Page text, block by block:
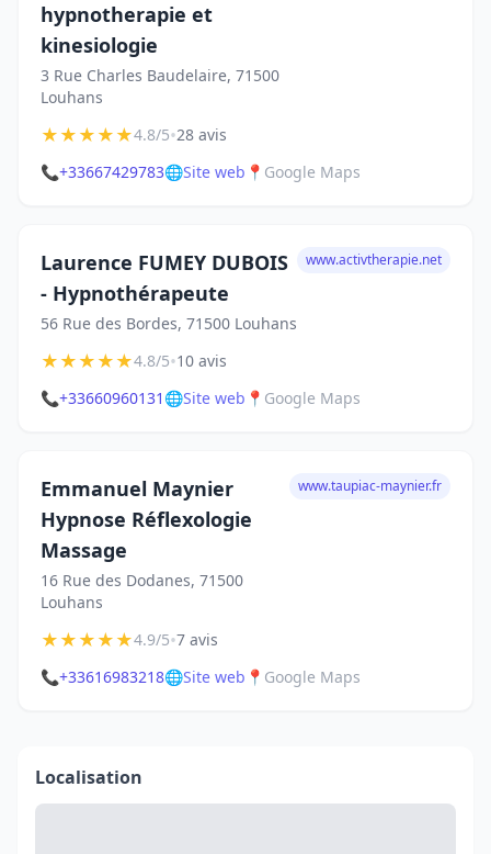
hypnotherapie et
kinesiologie
3 Rue Charles Baudelaire, 71500
Louhans
★★★★★4.8/5•28 avis
📞+33667429783🌐Site web 📍 Google Maps
Laurence FUMEY DUBOIS
- Hypnothérapeute
56 Rue des Bordes, 71500 Louhans
www.activtherapie.net
★★★★★4.8/5•10 avis
📞+33660960131 🌐Site web 📍 Google Maps
Emmanuel Maynier
Hypnose Réflexologie
Massage
16 Rue des Dodanes, 71500
Louhans
www.taupiac-maynier.fr
★★★★★4.9/5•7 avis
📞+33616983218🌐Site web 📍 Google Maps
Localisation